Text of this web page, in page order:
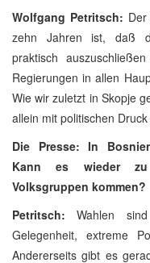
Wolfgang Petritsch:
zehn Jahren ist, daß
praktisch
Regierungen in allen
Wie wir zuletzt in Skopje
allein mit politischen
Die Presse: In
Kann es wieder zu
Volksgruppen kommen?
Petritsch: Wahlen
Gelegenheit, extreme
Andererseits gibt es